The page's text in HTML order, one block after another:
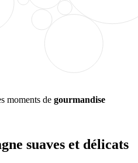
moments de gourmandise
suaves et délicats